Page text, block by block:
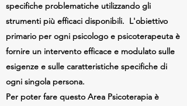
specifiche problematiche utilizzando gli
strumenti più efficaci disponibili. L'obiettivo
primario per ogni psicologo e psicoterapeuta è
fornire un intervento efficace e modulato sulle
esigenze e sulle caratteristiche specifiche di
ogni singola persona.
Per poter fare questo Area Psicoterapia è